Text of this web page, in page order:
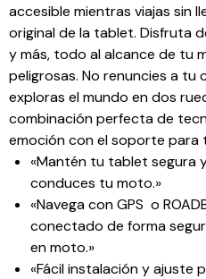
accesible mientras viajas sin
original de la tablet. Disfruta
y más, todo al alcance de tu
peligrosas. No renuncies a tu
exploras el mundo en dos
combinación perfecta de
emoción con el soporte para
«Mantén tu tablet segura
conduces tu moto.»
«Navega con GPS o
conectado de forma
en moto.»
«Fácil instalación y ajuste